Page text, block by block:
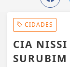
CIDADES
CIA NISSI
SURUBIM